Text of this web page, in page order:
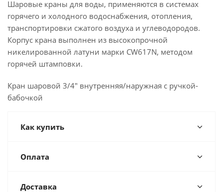
Шаровые краны для воды, применяются в системах
горячего и холодного водоснабжения, отопления,
транспортировки сжатого воздуха и углеводородов.
Корпус крана выполнен из высокопрочной
никелированной латуни марки CW617N, методом
горячей штамповки.
Кран шаровой 3/4" внутренняя/наружная с ручкой-
бабочкой
Как купить
Оплата
Доставка